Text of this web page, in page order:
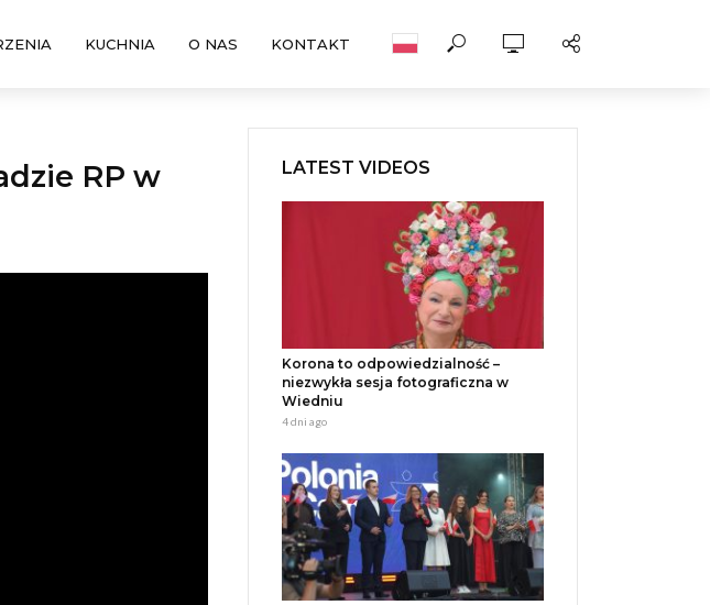
KUCHNIA O NAS KONTAKT
RP w
LATEST VIDEOS
Korona to odpowiedzialność –
niezwykła sesja fotograficzna w
Wiedniu
4 dni ago